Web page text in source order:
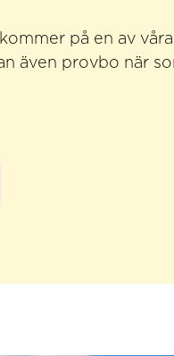
på en av
även provbo när